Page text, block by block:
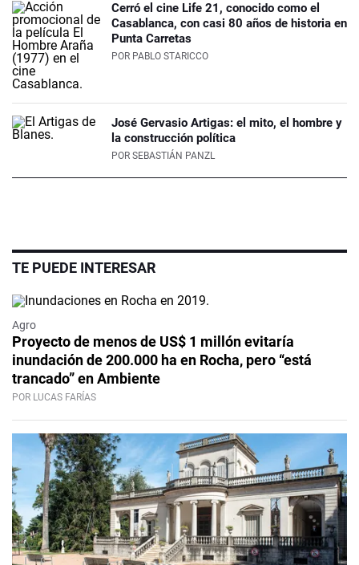
Cerró el cine Life 21, conocido como el
Casablanca, con casi 80 años de historia en
Punta Carretas
POR PABLO STARICCO
José Gervasio Artigas: el mito, el hombre y
la construcción política
POR SEBASTIÁN PANZL
TE PUEDE INTERESAR
Agro
Proyecto de menos de US$ 1 millón evitaría
inundación de 200.000 ha en Rocha, pero “está
trancado” en Ambiente
POR LUCAS FARÍAS